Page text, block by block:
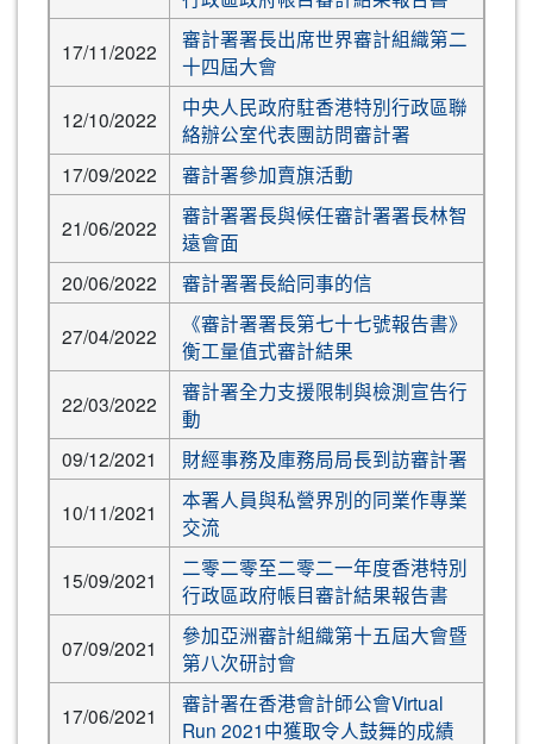
17/11/2022
審計署署長出席世界審計組織第二
十四屆大會
12/10/2022
中央人民政府駐香港特別行政區聯
絡辦公室代表團訪問審計署
17/09/2022
審計署參加賣旗活動
21/06/2022
審計署署長與候任審計署署長林智
遠會面
20/06/2022
審計署署長給同事的信
27/04/2022
《審計署署長第七十七號報告書》
衡工量值式審計結果
22/03/2022
審計署全力支援限制與檢測宣告行
動
09/12/2021
財經事務及庫務局局長到訪審計署
10/11/2021
本署人員與私營界別的同業作專業
交流
15/09/2021
二零二零至二零二一年度香港特別
行政區政府帳目審計結果報告書
07/09/2021
參加亞洲審計組織第十五屆大會暨
第八次研討會
17/06/2021
審計署在香港會計師公會Virtual
Run 2021中獲取令人鼓舞的成績